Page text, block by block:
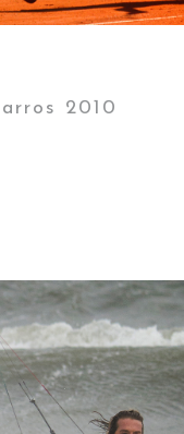
2010